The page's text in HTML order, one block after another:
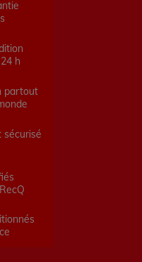
h
partout
sécurisé